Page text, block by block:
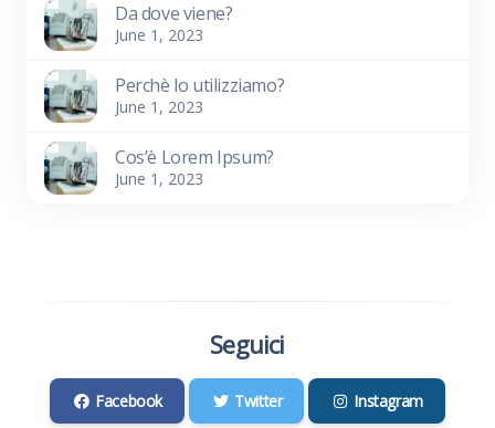
Da dove viene?
June 1, 2023
Perchè lo utilizziamo?
June 1, 2023
Cos’è Lorem Ipsum?
June 1, 2023
Seguici
Facebook Twitter Instagram